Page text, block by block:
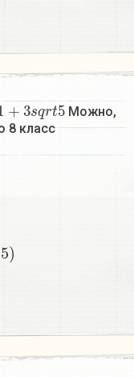
+3sqrt5
Можно,
8 класс​
)